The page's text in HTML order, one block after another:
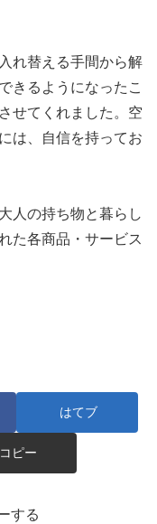
れ替える手間から解
きるようになったこ
せてくれました。空
は、自信を持ってお
人の持ち物と暮らし
た各商品・サービス
はてブ
コピー
する